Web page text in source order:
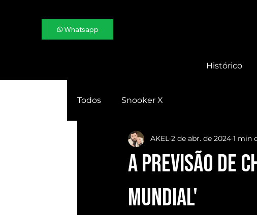
Whatsapp
Histórico
Todos Snooker X
A previsão de
Mundial'
AKEL 2 de abr. de 2024 1 min